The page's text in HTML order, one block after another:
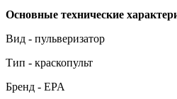
Основные технические
Вид - пульверизатор
Тип - краскопульт
Бренд - EPA